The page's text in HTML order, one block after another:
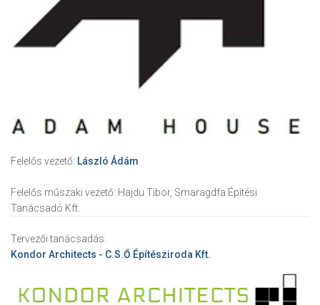
Felelős vezető: László Ádám
Felelős műszaki vezető: Hajdu Tibor, Smaragdfa Építési
Tanácsadó Kft.
Tervezői tanácsadás:
Kondor Architects - C.S.Ő Építésziroda Kft.